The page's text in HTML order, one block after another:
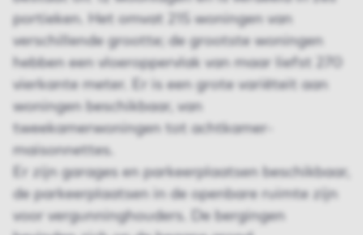
portieken. Het omvat 215 woningen van
verschillende grootte; de grootste woningen
hebben een vloeroppervlak van maar liefst 270
vierkante meter. Er is een grote variëteit aan
woningen beschikbaar, van
tweekamerwoningen tot achtkamer-
maisonnettes.
Er zijn garages en parkeerplaatsen beschikbaar,
de parkeerplaatsen in de openbare ruimte zijn
voor vergunninghouders. De bergingen